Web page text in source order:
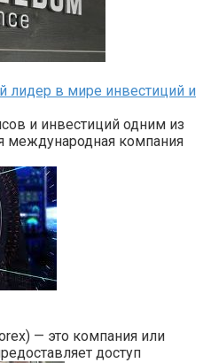
лидер в мире инвестиций и
и инвестиций одним из
международная компания
— это компания или
доступ